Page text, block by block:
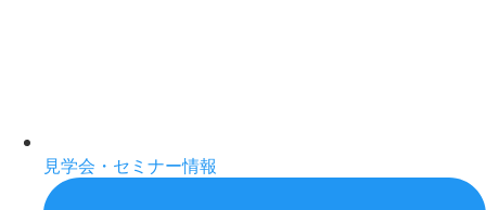
見学会・セミナー情報